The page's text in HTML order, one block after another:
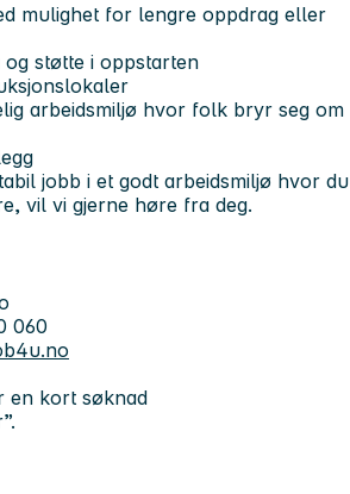
mulighet for lengre oppdrag eller
støtte i oppstarten
arbeidsmiljø hvor folk bryr seg om
jobb i et godt arbeidsmiljø hvor du
vil vi gjerne høre fra deg.
060
en kort søknad
.